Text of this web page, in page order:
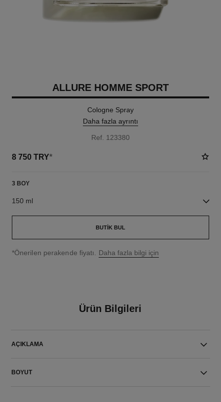
ALLURE HOMME SPORT
Cologne Spray
Daha fazla ayrıntı
Ref. 123380
8 750 TRY*
3 BOY
150 ml
BUTIK BUL
↩
*Önerilen perakende fiyatı. Daha fazla bilgi için
Ürün Bilgileri
AÇIKLAMA
BOYUT